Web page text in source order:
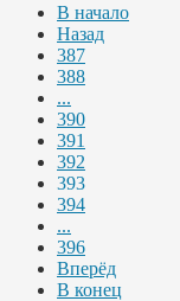
В начало
Назад
387
388
...
390
391
392
393
394
...
396
Вперёд
В конец